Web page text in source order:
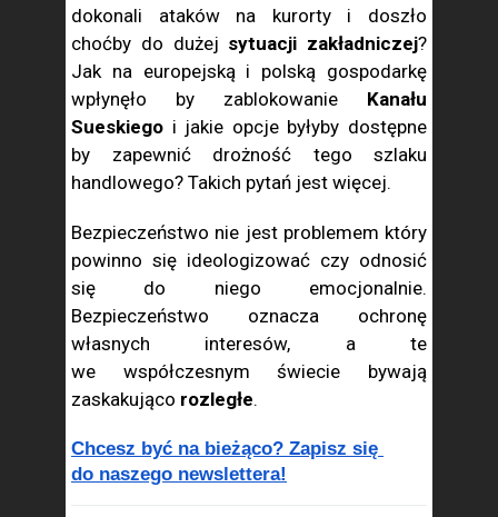
dokonali ataków na kurorty i doszło
choćby do dużej sytuacji zakładniczej?
Jak na europejską i polską gospodarkę
wpłynęło by zablokowanie Kanału
Sueskiego i jakie opcje byłyby dostępne
by zapewnić drożność tego szlaku
handlowego? Takich pytań jest więcej.
Bezpieczeństwo nie jest problemem który
powinno się ideologizować czy odnosić
się do niego emocjonalnie.
Bezpieczeństwo oznacza ochronę
własnych interesów, a te
we współczesnym świecie bywają
zaskakująco rozległe.
Chcesz być na bieżąco? Zapisz się
do naszego newslettera!